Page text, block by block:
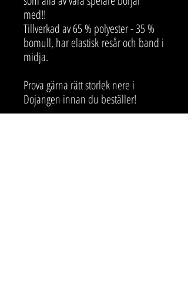
med!!
Tillverkad av 65 % polyester - 35 %
bomull, har elastisk resår och band i
midja.
Prova gärna rätt storlek nere i
Dojangen innan du beställer!